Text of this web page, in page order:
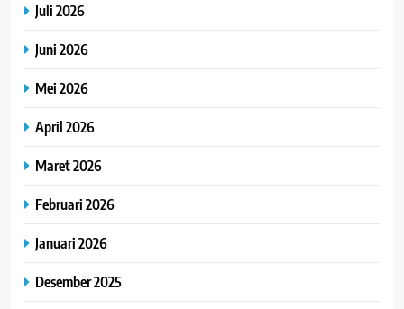
Juli 2026
Juni 2026
Mei 2026
April 2026
Maret 2026
Februari 2026
Januari 2026
Desember 2025